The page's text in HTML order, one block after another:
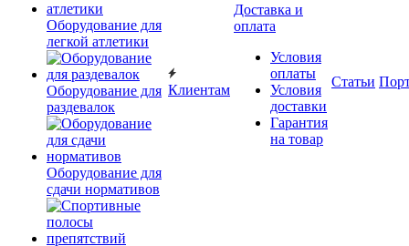
Оборудование для
легкой атлетики
Оборудование для
раздевалок
Оборудование для
сдачи нормативов
Клиентам
Доставка и
оплата
Условия
оплаты
Условия
доставки
Гарантия
на товар
Статьи